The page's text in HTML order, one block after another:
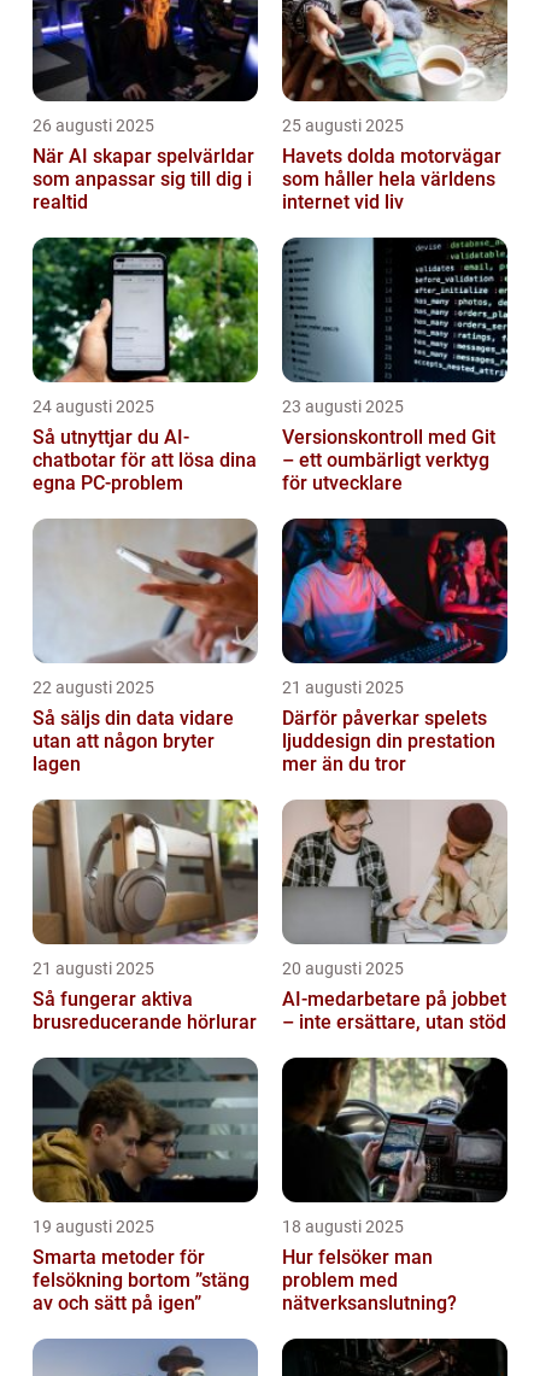
26 augusti 2025
När AI skapar spelvärldar
som anpassar sig till dig i
realtid
25 augusti 2025
Havets dolda motorvägar
som håller hela världens
internet vid liv
24 augusti 2025
Så utnyttjar du AI-
chatbotar för att lösa dina
egna PC-problem
23 augusti 2025
Versionskontroll med Git
– ett oumbärligt verktyg
för utvecklare
22 augusti 2025
Så säljs din data vidare
utan att någon bryter
lagen
21 augusti 2025
Därför påverkar spelets
ljuddesign din prestation
mer än du tror
21 augusti 2025
Så fungerar aktiva
brusreducerande hörlurar
20 augusti 2025
AI‑medarbetare på jobbet
– inte ersättare, utan stöd
19 augusti 2025
Smarta metoder för
felsökning bortom ”stäng
av och sätt på igen”
18 augusti 2025
Hur felsöker man
problem med
nätverksanslutning?